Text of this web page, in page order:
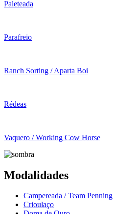
Paleteada
Parafreio
Ranch Sorting / Aparta Boi
Rédeas
Vaquero / Working Cow Horse
Modalidades
Campereada / Team Penning
Crioulaço